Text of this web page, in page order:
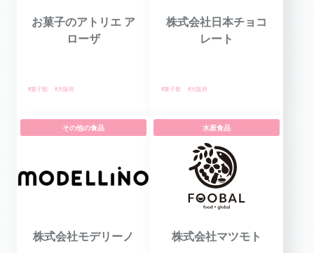
お菓子のアトリエ ア
ローザ
#菓子類 #大阪府
株式会社日本チョコ
レート
#菓子類 #大阪府
その他の食品
株式会社モデリーノ
水産食品
株式会社マツモト